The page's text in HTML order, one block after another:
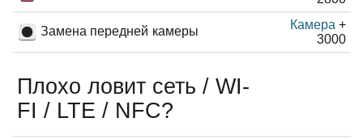
Замена передней камеры Камера +
3000
Плохо ловит сеть / WI-
FI / LTE / NFC?